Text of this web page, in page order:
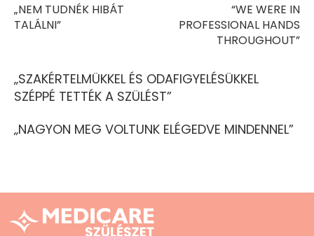
„NEM TUDNÉK HIBÁT
TALÁLNI”
“WE WERE IN
PROFESSIONAL HANDS
THROUGHOUT”
„SZAKÉRTELMÜKKEL ÉS ODAFIGYELÉSÜKKEL
SZÉPPÉ TETTÉK A SZÜLÉST”
„NAGYON MEG VOLTUNK ELÉGEDVE MINDENNEL”